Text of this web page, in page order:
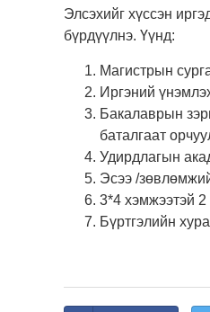
​Элсэхийг хүссэн
бүрдүүлнэ. Үүнд:
Магистрын
Иргэний
Бакалаврын
баталгаат
Удирдлагын
Эсээ /
3*4 хэмжээтэй 2
Бүртгэлийн